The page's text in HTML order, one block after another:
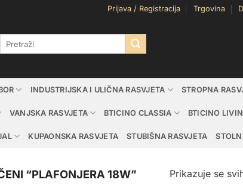
Prijava / Registracija Trgovina
INDUSTRIJSKA I ULIČNA RASVJETA STROPNA
VANJSKA RASVJETA BTICINO CLASSIA BTICINO
KUPAONSKA RASVJETA STUBIŠNA RASVJETA
“PLAFONJERA 18W” Prikazuje se